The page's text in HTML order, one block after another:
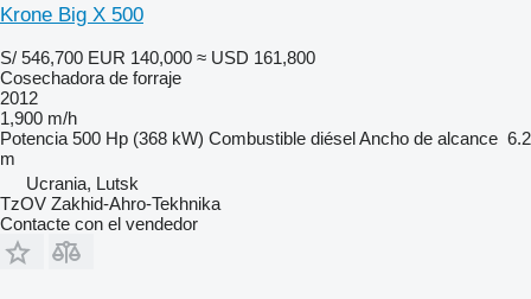
Krone Big X 500
S/ 546,700 EUR 140,000 ≈ USD 161,800
Cosechadora de forraje
2012
1,900 m/h
Potencia 500 Hp (368 kW) Combustible diéselAncho de alcance 6.2
m
Ucrania, Lutsk
TzOV Zakhid-Ahro-Tekhnika
Contacte con el vendedor